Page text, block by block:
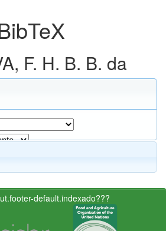
F. H. B. B. da
default.indexado???